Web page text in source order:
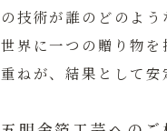
の技術が誰のどのよ
世界に一つの贈り物
重ねが、結果として安